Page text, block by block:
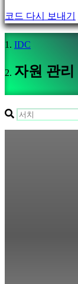
Gameplays
게
임
내
이
벤
트
뉴
코드 다시 보내기
IDC
자원 관리